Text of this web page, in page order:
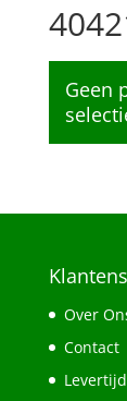
Geen
Over
Contact